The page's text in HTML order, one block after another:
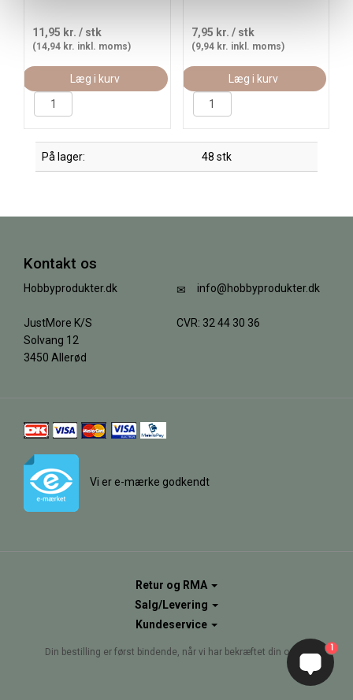
11,95 kr. / stk
(14,94 kr. inkl. moms)
Læg i kurv
7,95 kr. / stk
(9,94 kr. inkl. moms)
Læg i kurv
På lager: 48 stk
Kontakt os
Hobbyprodukter.dk
JustMore K/S
Solvang 12
3450 Allerød
info@hobbyprodukter.dk
CVR: 32 44 30 36
Vi er e-mærke godkendt
Retur og RMA
Salg/Levering
Kundeservice
Din bestilling er først bindende, når vi har bekræftet din ordre. 1